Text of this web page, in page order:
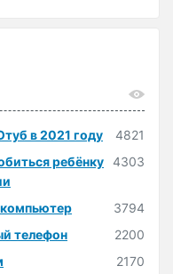
в 2021 году
4821
ребёнку 4303
компьютер
3794
телефон
2200
2170